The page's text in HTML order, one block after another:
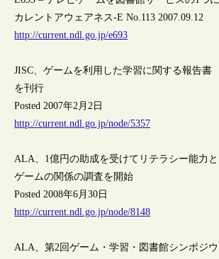
カレントアウェアネス-E No.113 2007.09.12
http://current.ndl.go.jp/e693
JISC、ゲームを利用した学習に関する報告書
を刊行
Posted 2007年2月2日
http://current.ndl.go.jp/node/5357
ALA、1億円の助成を受けてリテラシー能力と
ゲームの関係の調査を開始
Posted 2008年6月30日
http://current.ndl.go.jp/node/8148
ALA、第2回ゲーム・学習・図書館シンポジウ